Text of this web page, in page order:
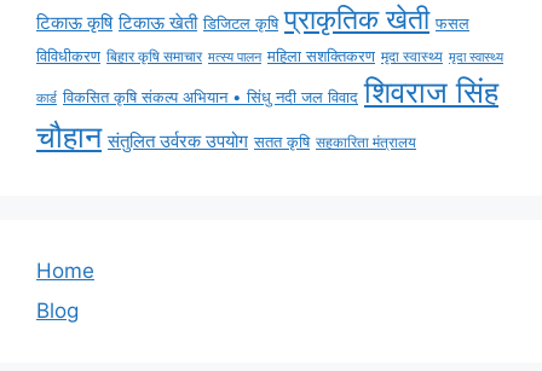
टिकाऊ कृषि टिकाऊ खेती डिजिटल कृषि प्राकृतिक खेती फसल
विविधीकरण बिहार कृषि समाचार मत्स्य पालन महिला सशक्तिकरण मृदा स्वास्थ्य मृदा स्वास्थ्य
कार्ड विकसित कृषि संकल्प अभियान • सिंधु नदी जल विवाद शिवराज सिंह
चौहान संतुलित उर्वरक उपयोग सतत कृषि सहकारिता मंत्रालय
Home
Blog